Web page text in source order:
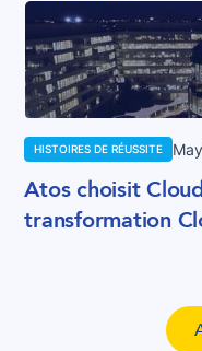
HISTOIRES DE RÉUSSITE
Atos choisit
transformation